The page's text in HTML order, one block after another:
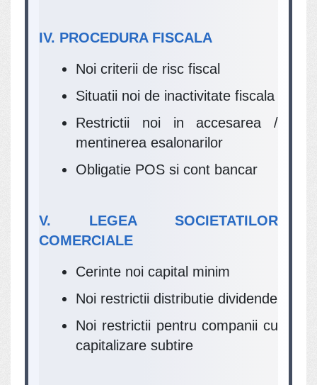
IV. PROCEDURA FISCALA
Noi criterii de risc fiscal
Situatii noi de inactivitate fiscala
Restrictii noi in accesarea /
mentinerea esalonarilor
Obligatie POS si cont bancar
V. LEGEA SOCIETATILOR
COMERCIALE
Cerinte noi capital minim
Noi restrictii distributie dividende
Noi restrictii pentru companii cu
capitalizare subtire